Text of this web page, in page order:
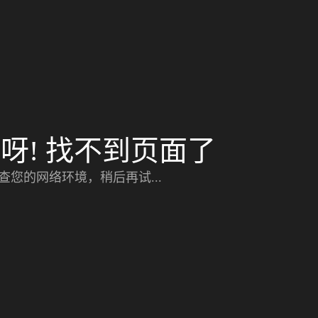
! 找不到页面了
您的网络环境，稍后再试...